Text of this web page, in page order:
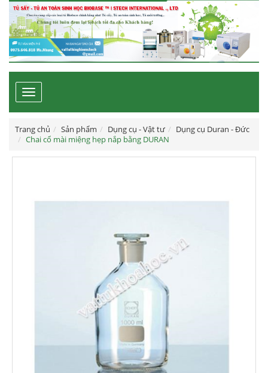
Toggle
navigation
Trang chủ Sản phẩm Dụng cụ - Vật tư
Dụng cụ Duran - Đức
Chai cổ mài miệng hẹp nắp bằng DURAN